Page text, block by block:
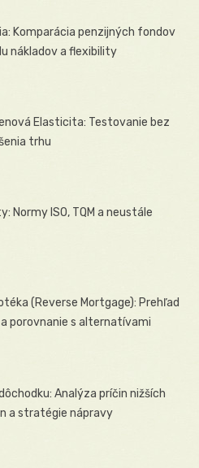
Komparácia penzijných fondov
nákladov a flexibility
Elasticita: Testovanie bez
trhu
Normy ISO, TQM a neustále
(Reverse Mortgage): Prehľad
porovnanie s alternatívami
Analýza príčin nižších
a stratégie nápravy